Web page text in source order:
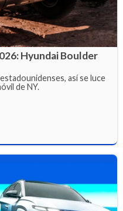
Hyundai Boulder
así se luce
de NY.